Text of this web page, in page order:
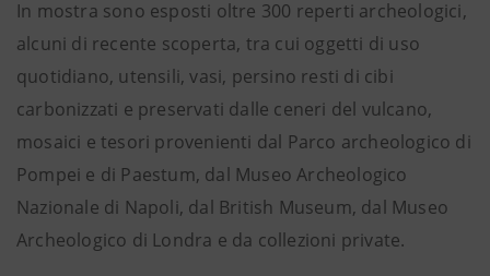
In mostra sono esposti oltre 300 reperti archeologici,
alcuni di recente scoperta, tra cui oggetti di uso
quotidiano, utensili, vasi, persino resti di cibi
carbonizzati e preservati dalle ceneri del vulcano,
mosaici e tesori provenienti dal Parco archeologico di
Pompei e di Paestum, dal Museo Archeologico
Nazionale di Napoli, dal British Museum, dal Museo
Archeologico di Londra e da collezioni private.